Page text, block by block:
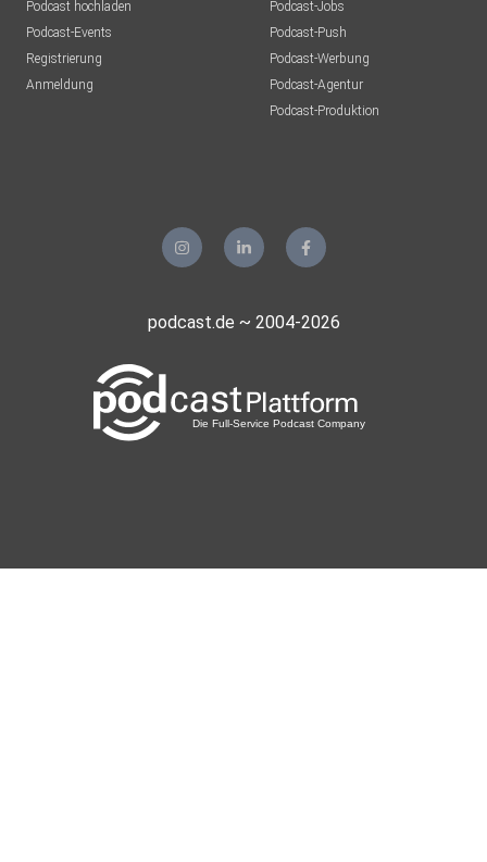
Podcast hochladen
Podcast-Events
Registrierung
Anmeldung
Podcast-Jobs
Podcast-Push
Podcast-Werbung
Podcast-Agentur
Podcast-Produktion
podcast.de ~ 2004-2026